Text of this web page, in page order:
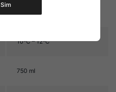
Sem estágio em carvalho
10ºC – 12ºC
750 ml
Sim